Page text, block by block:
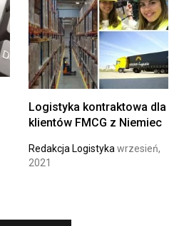
Logistyka kontraktowa dla
klientów FMCG z Niemiec
Redakcja Logistyka wrzesień,
2021